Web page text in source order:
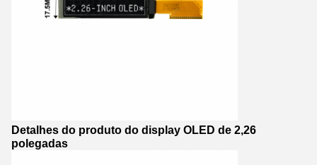
Detalhes do produto do display OLED de 2,26
polegadas